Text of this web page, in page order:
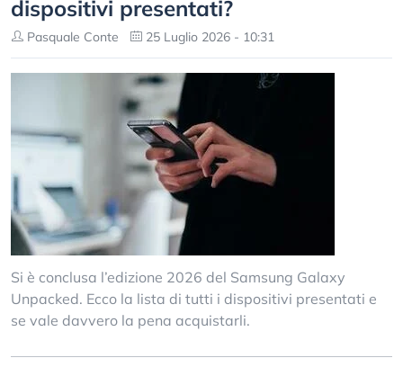
dispositivi presentati?
Pasquale Conte 25 Luglio 2026 - 10:31
Si è conclusa l’edizione 2026 del Samsung Galaxy
Unpacked. Ecco la lista di tutti i dispositivi presentati e
se vale davvero la pena acquistarli.